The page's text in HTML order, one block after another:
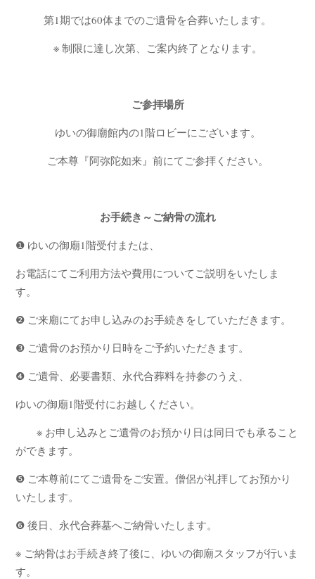
第1期では60体までのご遺骨を合葬いたします。
※ 制限に達し次第、ご案内終了となります。
ご参拝場所
ゆいの御廟館内の1階ロビーにございます。
ご本尊『阿弥陀如来』前にてご参拝ください。
お手続き～ご納骨の流れ
❶ ゆいの御廟1階受付または、
お電話にてご利用方法や費用についてご説明をいたしま
す。
❷ ご来廟にてお申し込みのお手続きをしていただきます。
❸ ご遺骨のお預かり日時をご予約いただきます。
❹ ご遺骨、必要書類、永代合葬料を持参のうえ、
ゆいの御廟1階受付にお越しください。
※ お申し込みとご遺骨のお預かり日は同日でも承ること
ができます。
❺ ご本尊前にてご遺骨をご安置。僧侶が礼拝してお預かり
いたします。
❻ 後日、永代合葬墓へご納骨いたします。
※ ご納骨はお手続き終了後に、ゆいの御廟スタッフが行いま
す。